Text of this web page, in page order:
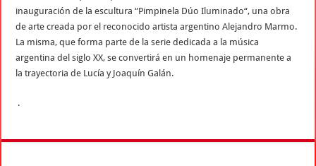
inauguración de la escultura “Pimpinela Dúo Iluminado“, una obra
de arte creada por el reconocido artista argentino Alejandro Marmo.
La misma, que forma parte de la serie dedicada a la música
argentina del siglo XX, se convertirá en un homenaje permanente a
la trayectoria de Lucía y Joaquín Galán.
.